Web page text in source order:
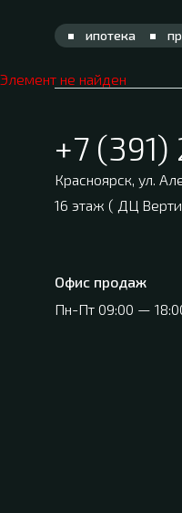
ипотека
Элемент не найден
+7
Красноярск, ул.
16 этаж ( ДЦ
Офис продаж
Пн-Пт 09:00 —